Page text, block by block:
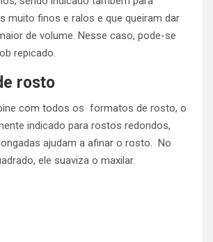
muito finos e ralos e que queiram dar
de volume. Nesse caso, pode-se
repicado.
rosto
com todos os formatos de rosto, o
indicado para rostos redondos,
ajudam a afinar o rosto. No
ele suaviza o maxilar.